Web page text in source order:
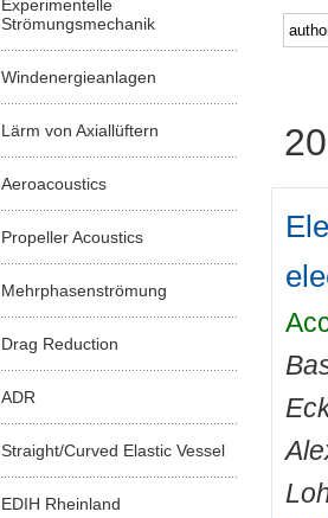
Experimentelle
Strömungsmechanik
Windenergieanlagen
Lärm von Axiallüftern
Aeroacoustics
Propeller Acoustics
Mehrphasenströmung
Drag Reduction
ADR
Straight/Curved Elastic Vessel
EDIH Rheinland